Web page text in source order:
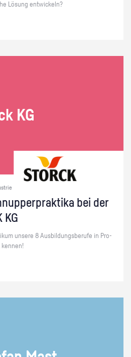
Lö­sung ent­wi­ckeln?
KG
bei der
KG
un­se­re 8 Aus­bil­dungs­be­ru­fe in Pro­
ken­nen!